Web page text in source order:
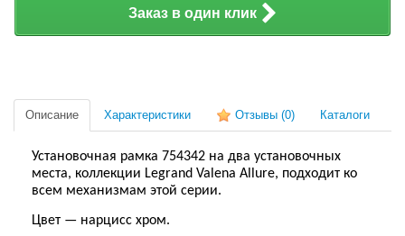
Заказ в один клик
Описание Характеристики Отзывы (0) Каталоги
Установочная рамка 754342 на два установочных
места, коллекции Legrand Valena Allure, подходит ко
всем механизмам этой серии.
Цвет — нарцисс хром.